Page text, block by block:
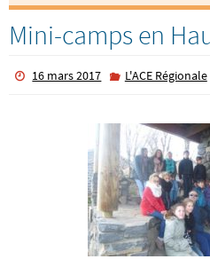
Mini-camps en
16 mars 2017 L'ACE Régionale